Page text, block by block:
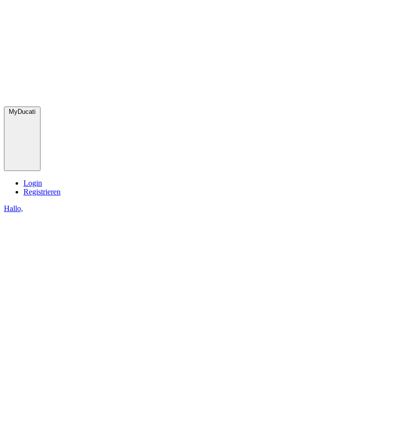
MyDucati
Login
Registrieren
Hallo,